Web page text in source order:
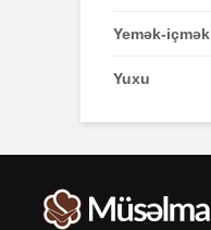
Yemək-içmək
Yuxu